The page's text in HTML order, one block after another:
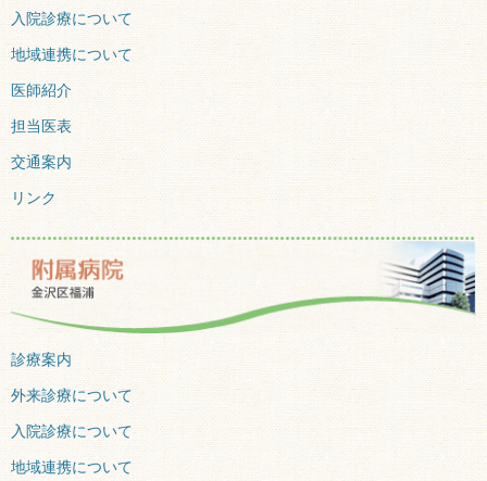
入院診療について
地域連携について
医師紹介
担当医表
交通案内
リンク
診療案内
外来診療について
入院診療について
地域連携について